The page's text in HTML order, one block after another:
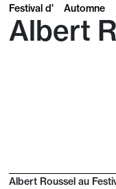
Festival d' Automne
Albert
Albert Roussel au